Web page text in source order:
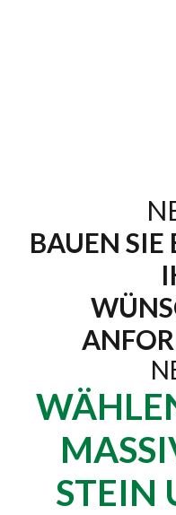
BAUEN SIE
STEIN